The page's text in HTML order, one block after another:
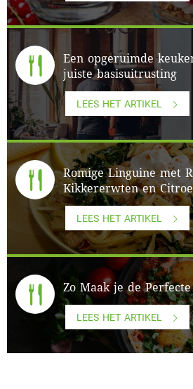
Een opgeruimde
juiste basisuitrusting
LEES HET ARTIKEL
Romige Linguine met
Kikkererwten en
LEES HET ARTIKEL
Zo Maak je de Perfecte
LEES HET ARTIKEL